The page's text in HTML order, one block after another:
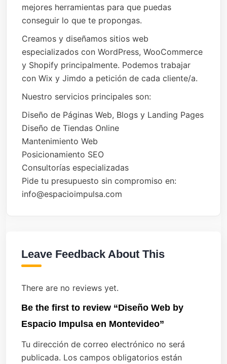
mejores herramientas para que puedas
conseguir lo que te propongas.
Creamos y diseñamos sitios web
especializados con WordPress, WooCommerce
y Shopify principalmente. Podemos trabajar
con Wix y Jimdo a petición de cada cliente/a.
Nuestro servicios principales son:
Diseño de Páginas Web, Blogs y Landing Pages
Diseño de Tiendas Online
Mantenimiento Web
Posicionamiento SEO
Consultorías especializadas
Pide tu presupuesto sin compromiso en:
info@espacioimpulsa.com
Leave Feedback About This
There are no reviews yet.
Be the first to review “Diseño Web by
Espacio Impulsa en Montevideo”
Tu dirección de correo electrónico no será
publicada. Los campos obligatorios están